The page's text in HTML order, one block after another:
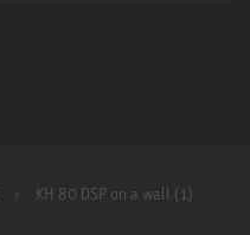
KH 80 DSP on a wall (1)